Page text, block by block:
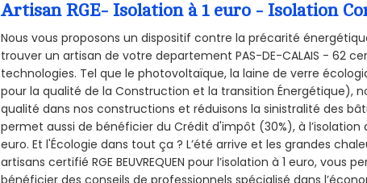
Artisan RGE- Isolation à 1 euro - Isolation
Nous vous proposons un dispositif contre la précarité
trouver un artisan de votre departement PAS-DE-CALAIS - 62
technologies. Tel que le photovoltaïque, la laine de verre
pour la qualité de la Construction et la transition Énergétique),
qualité dans nos constructions et réduisons la sinistralité des
permet aussi de bénéficier du Crédit d'impôt (30%), à l’isolation
euro. Et l'Écologie dans tout ça ? L’été arrive et les grandes
artisans certifié RGE BEUVREQUEN pour l’isolation à 1 euro, vous
bénéficier des conseils de professionnels spécialisé dans